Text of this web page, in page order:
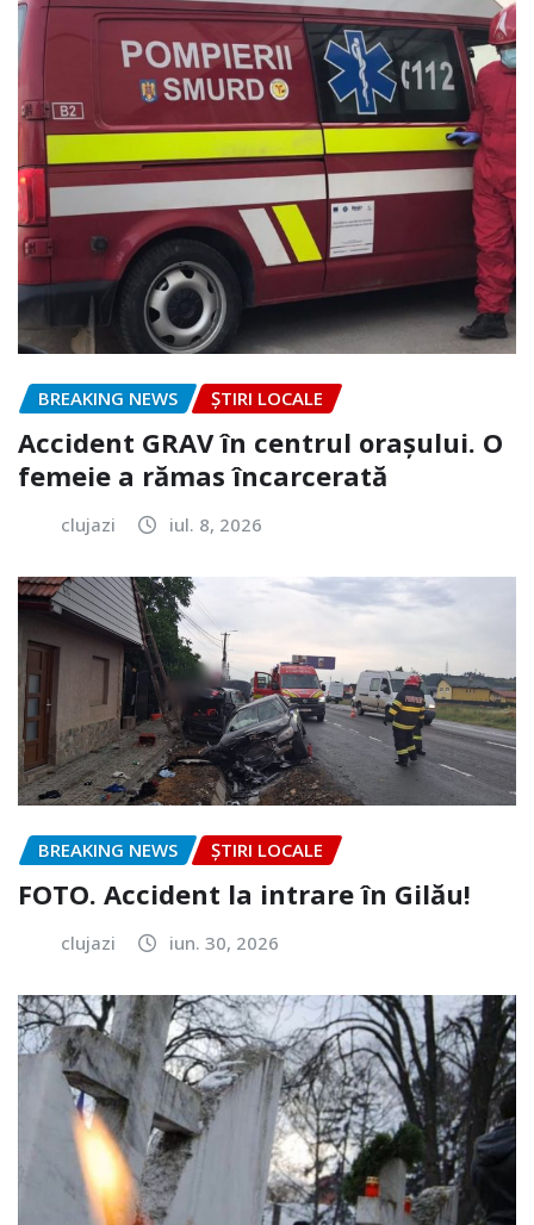
BREAKING NEWS ȘTIRI LOCALE
Accident GRAV în centrul orașului. O
femeie a rămas încarcerată
clujazi iul. 8, 2026
BREAKING NEWS ȘTIRI LOCALE
FOTO. Accident la intrare în Gilău!
clujazi iun. 30, 2026